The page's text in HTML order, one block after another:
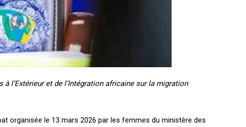
l’Extérieur et de l’Intégration africaine sur la migration
organisée le 13 mars 2026 par les femmes du ministère des